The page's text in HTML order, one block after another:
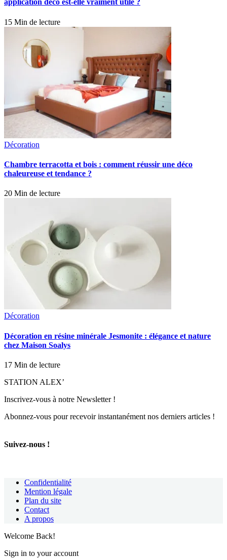
application déco est-elle vraiment utile ?
15 Min de lecture
Décoration
Chambre terracotta et bois : comment réussir une déco
chaleureuse et tendance ?
20 Min de lecture
Décoration
Décoration en résine minérale Jesmonite : élégance et nature
chez Maison Soalys
17 Min de lecture
STATION ALEX’
Inscrivez-vous à notre Newsletter !
Abonnez-vous pour recevoir instantanément nos derniers articles !
Suivez-nous !
Confidentialité
Mention légale
Plan du site
Contact
A propos
Welcome Back!
Sign in to your account